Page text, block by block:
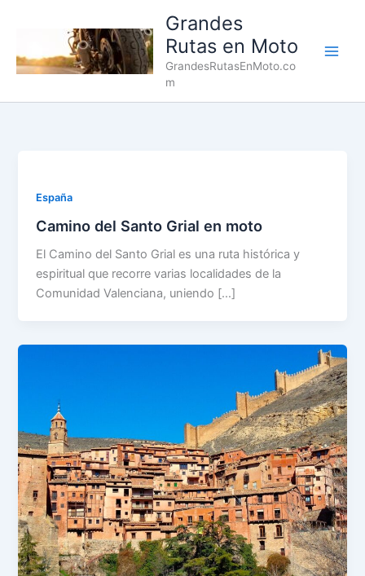
Grandes
Rutas en Moto
GrandesRutasEnMoto.co
m
España
Camino del Santo Grial en moto
El Camino del Santo Grial es una ruta histórica y
espiritual que recorre varias localidades de la
Comunidad Valenciana, uniendo […]